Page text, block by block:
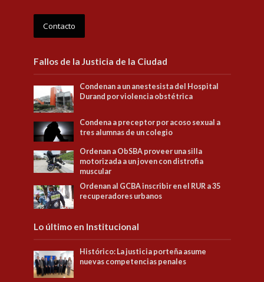
Contacto
Fallos de la Justicia de la Ciudad
Condenan a un anestesista del Hospital
Durand por violencia obstétrica
Condena a preceptor por acoso sexual a
tres alumnas de un colegio
Ordenan a ObSBA proveer una silla
motorizada a un joven con distrofia
muscular
Ordenan al GCBA inscribir en el RUR a 35
recuperadores urbanos
Lo último en Institucional
Histórico: La justicia porteña asume
nuevas competencias penales